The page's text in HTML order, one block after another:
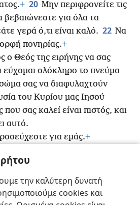
την καλύτερη δυνατή
cookies και
+ 20 Μην περιφρονείτε τις
βεβαιώνεστε για όλα τα
γερά ό,τι είναι καλό. 22 Να
πονηρίας.+
ο Θεός της ειρήνης να σας
εύχομαι ολόκληρο το πνεύμα
σας να διαφυλαχτούν
του Κυρίου μας Ιησού
που σας καλεί είναι πιστός, και
αυτό.
για εμάς.+
από την ιερή υποχρέωση μέσω
αυτή η επιστολή σε όλους